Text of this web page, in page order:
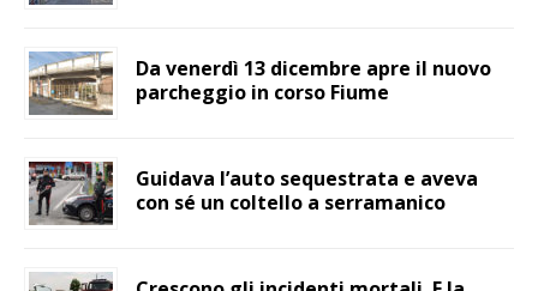
Da venerdì 13 dicembre apre il nuovo
parcheggio in corso Fiume
Guidava l’auto sequestrata e aveva
con sé un coltello a serramanico